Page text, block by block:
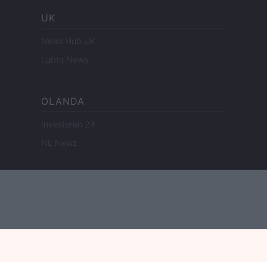
UK
News Hub UK
Lgbtq News
OLANDA
Investeren 24
NL Newz